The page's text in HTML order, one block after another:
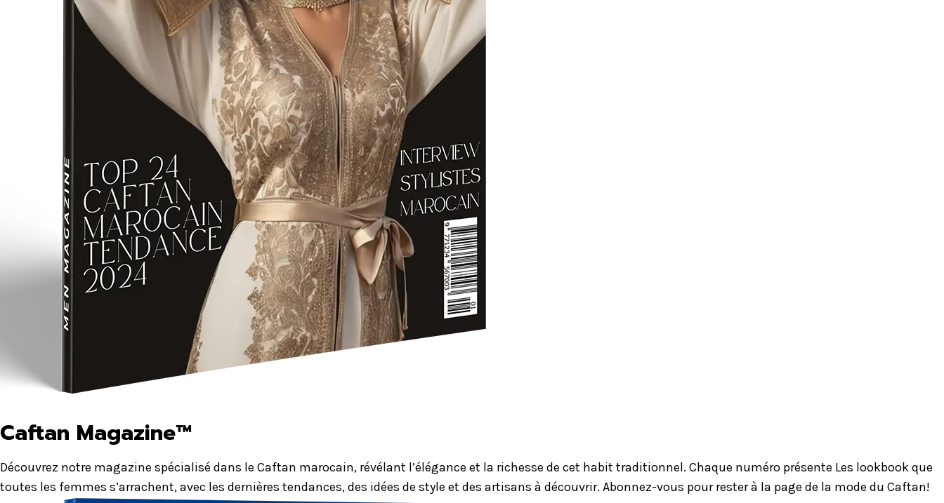
Caftan Magazine™
Découvrez notre magazine spécialisé dans le Caftan marocain, révélant l’élégance et la richesse de cet habit traditionnel. Chaque numéro présente Les lookbook que
toutes les femmes s’arrachent, avec les dernières tendances, des idées de style et des artisans à découvrir. Abonnez-vous pour rester à la page de la mode du Caftan!